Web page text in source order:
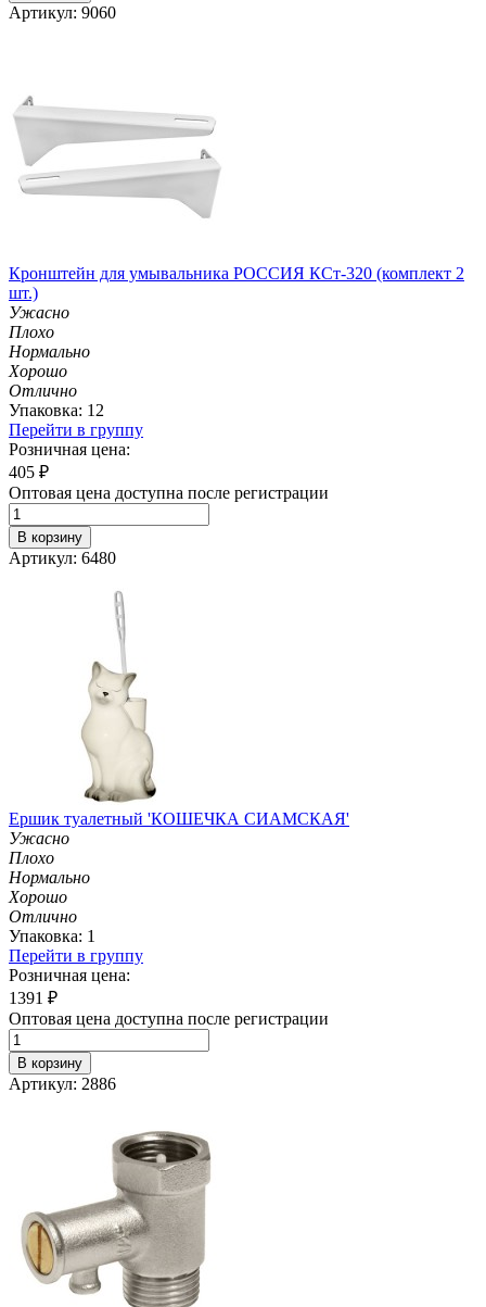
Артикул: 9060
Кронштейн для умывальника РОССИЯ КСт-320 (комплект 2
шт.)
Ужасно
Плохо
Нормально
Хорошо
Отлично
Упаковка: 12
Перейти в группу
Розничная цена:
405 ₽
Оптовая цена доступна после регистрации
В корзину
Артикул: 6480
Ершик туалетный 'КОШЕЧКА СИАМСКАЯ'
Ужасно
Плохо
Нормально
Хорошо
Отлично
Упаковка: 1
Перейти в группу
Розничная цена:
1391 ₽
Оптовая цена доступна после регистрации
В корзину
Артикул: 2886